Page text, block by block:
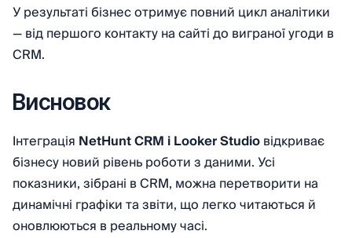
У результаті бізнес отримує повний цикл аналітики
— від першого контакту на сайті до виграної угоди в
CRM.
Висновок
Інтеграція NetHunt CRM і Looker Studioвідкриває
бізнесу новий рівень роботи з даними. Усі
показники, зібрані в CRM, можна перетворити на
динамічні графіки та звіти, що легко читаються й
оновлюються в реальному часі.